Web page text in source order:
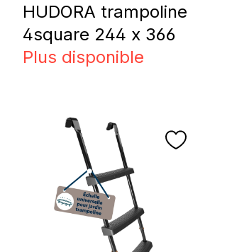
HUDORA trampoline
4square 244 x 366
Plus disponible